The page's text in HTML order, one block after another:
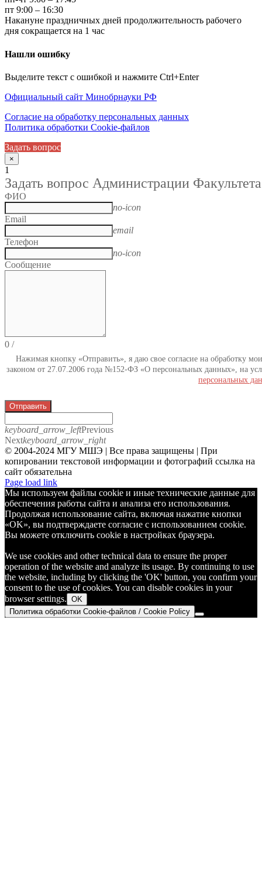
пт 9:00 – 16:30
Накануне праздничных дней продолжительность рабочего
дня сокращается на 1 час
Нашли ошибку
Выделите текст с ошибкой и нажмите Ctrl+Enter
Официальный сайт Минобрнауки РФ
Согласие на обработку персональных данных
Политика обработки Cookie-файлов
Задать вопрос
×
1
Задать вопрос Администрации Факультета
ФИО
no-icon
Email
email
Телефон
no-icon
Сообщение
0 /
Нажимая кнопку «Отправить», я даю свое согласие на обработку
законом от 27.07.2006 года №152-ФЗ «О персональных данных», на
персональных
Отправить
keyboard_arrow_leftPrevious
Nextkeyboard_arrow_right
© 2004-2024 МГУ МШЭ | Все права защищены | При
копировании текстовой информации и фотографий ссылка на
сайт обязательна
Telegram
Page load link
Мы используем файлы cookie и иные технические данные для
обеспечения работы сайта и анализа его использования.
Продолжая использование сайта, включая нажатие кнопки
«OK», вы подтверждаете согласие с использованием cookie.
Вы можете отключить cookie в настройках браузера.
We use cookies and other technical data to ensure the proper
operation of the website and analyze its usage. By continuing to use
the website, including by clicking the 'OK' button, you confirm your
consent to the use of cookies. You can disable cookies in your
browser settings. OK
Политика обработки Cookie-файлов / Cookie Policy